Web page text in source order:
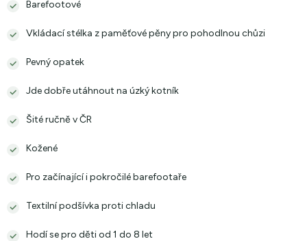
Barefootové
Vkládací stélka z paměťové pěny pro pohodlnou chůzi
Pevný opatek
Jde dobře utáhnout na úzký kotník
Šité ručně v ČR
Kožené
Pro začínající i pokročilé barefootaře
Textilní podšívka proti chladu
Hodí se pro děti od 1 do 8 let